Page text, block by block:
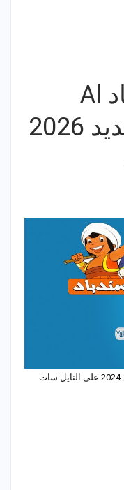
تردد قناة السندباد Al
Sindbad TV الجديد 2026